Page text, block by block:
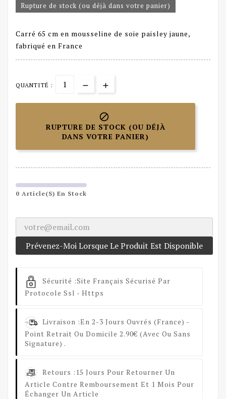
Rupture de stock (ou déjà dans votre panier)
Carré 65 cm en mousseline de soie paisley jaune,
fabriqué en France
QUANTITÉ :

RUPTURE DE STOCK (OU DÉJÀ
DANS VOTRE PANIER)
0 Article(s) En Stock
Prévenez-Moi Lorsque Le Produit Est Disponible
Sécurité :Site Français Sécurisé Par
Protocole Ssl - Https
Livraison :En 2-3 Jours Ouvrés (France) -
Point Retrait Ou Domicile 2.90€ (avec Ou Sans
Signature) .
Retours : 15 Jours Pour Retourner Un
Article Contre Remboursement Et 1 Mois Pour
Échanger Un Article